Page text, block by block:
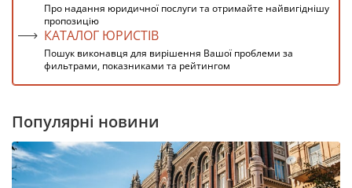
Про надання юридичної послуги та отримайте найвигіднішу
пропозицію
КАТАЛОГ ЮРИСТІВ
Пошук виконавця для вирішення Вашої проблеми за
фильтрами, показниками та рейтингом
Популярні новини